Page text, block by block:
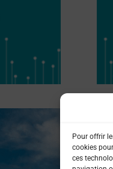
Pour offrir
cookies
ces